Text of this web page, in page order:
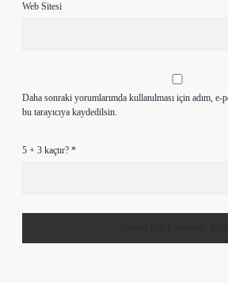
Web Sitesi
Daha sonraki yorumlarımda kullanılması için adım, e-
bu tarayıcıya kaydedilsin.
5 + 3 kaçtır? *